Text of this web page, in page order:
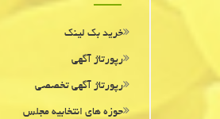
خرید بک لینک
رپورتاژ آگهی
رپورتاژ آگهی تخصصی
حوزه های انتخابیه مجلس